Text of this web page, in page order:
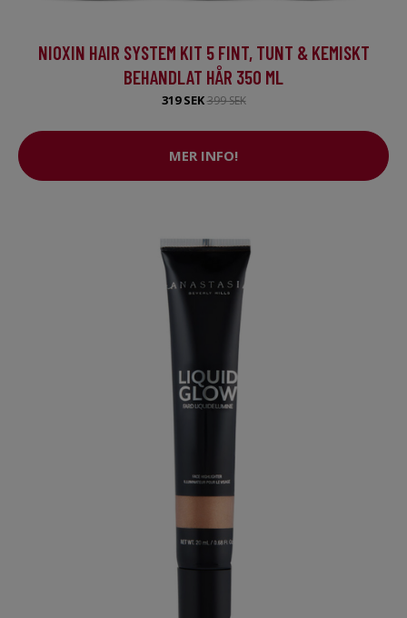
NIOXIN HAIR SYSTEM KIT 5 FINT, TUNT & KEMISKT
BEHANDLAT HÅR 350 ML
319 SEK399 SEK
MER INFO!